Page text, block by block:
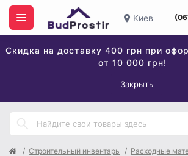
Киев
Скидка на доставку 400 грн при
от 10 000 грн!
Закрыть
Строительный инвентарь
Расходные